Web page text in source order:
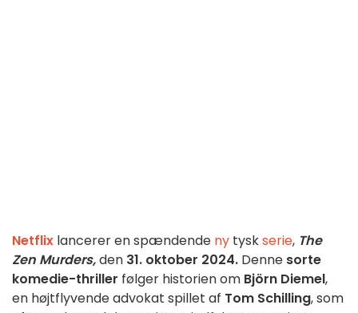
Netflix lancerer en spændende ny tyskserie, The
Zen Murders,den 31. oktober 2024. Denne sorte
komedie-thriller følger historien om Björn Diemel,
en højtflyvende advokat spillet af Tom Schilling, som